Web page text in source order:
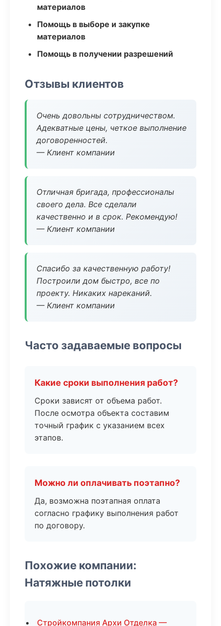
материалов
Помощь в выборе и закупке
материалов
Помощь в получении разрешений
Отзывы клиентов
Очень довольны сотрудничеством.
Адекватные цены, четкое выполнение
договоренностей.
— Клиент компании
Отличная бригада, профессионалы
своего дела. Все сделали
качественно и в срок. Рекомендую!
— Клиент компании
Спасибо за качественную работу!
Построили дом быстро, все по
проекту. Никаких нареканий.
— Клиент компании
Часто задаваемые вопросы
Какие сроки выполнения работ?
Сроки зависят от объема работ.
После осмотра объекта составим
точный график с указанием всех
этапов.
Можно ли оплачивать поэтапно?
Да, возможна поэтапная оплата
согласно графику выполнения работ
по договору.
Похожие компании:
Натяжные потолки
Стройкомпания Архи Отделка —